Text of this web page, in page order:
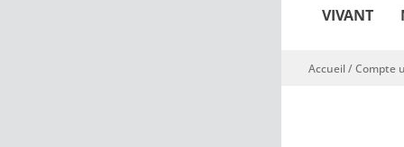
VIVANT
Vous êtes ici
Accueil/Compte